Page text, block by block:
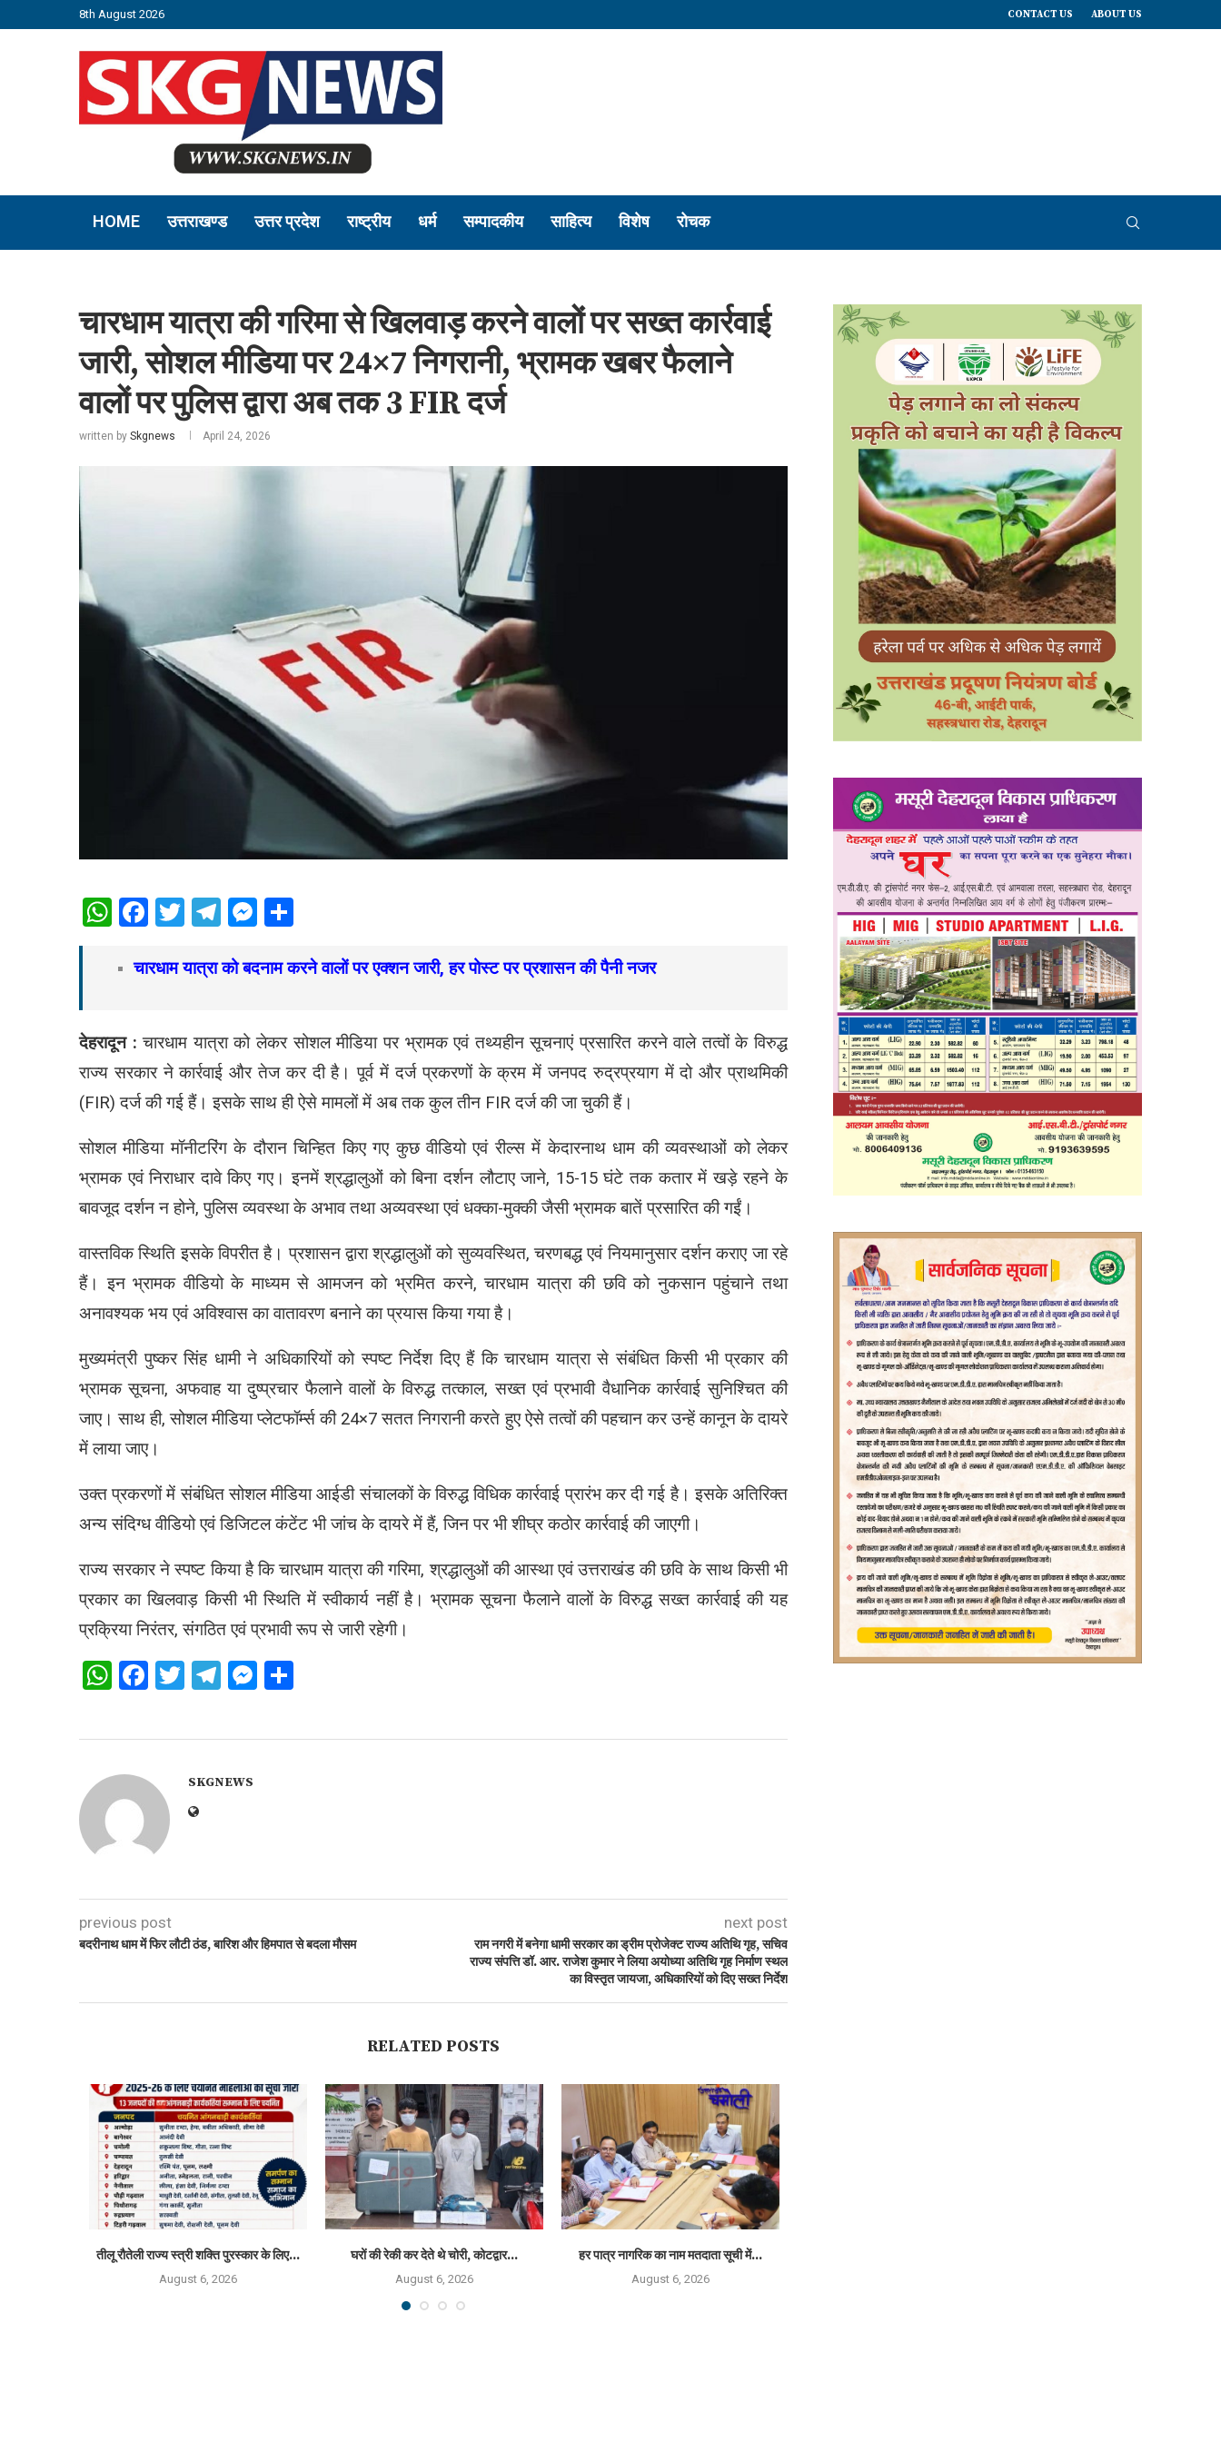
8th August 2026 CONTACT US ABOUT US
HOME उत्तराखण्ड उत्तर प्रदेश राष्ट्रीय धर्म सम्पादकीय साहित्य विशेष रोचक
चारधाम यात्रा की गरिमा से खिलवाड़ करने वालों पर सख्त कार्रवाई
जारी, सोशल मीडिया पर 24×7 निगरानी, भ्रामक खबर फैलाने
वालों पर पुलिस द्वारा अब तक 3 FIR दर्ज
written by Skgnews April 24, 2026
WhatsApp
Facebook
Twitter
Telegram
Messenger
चारधाम यात्रा को बदनाम करने वालों पर एक्शन जारी, हर पोस्ट पर प्रशासन की पैनी नजर
देहरादून : चारधाम यात्रा को लेकर सोशल मीडिया पर भ्रामक एवं तथ्यहीन सूचनाएं प्रसारित करने वाले तत्वों के विरुद्ध
राज्य सरकार ने कार्रवाई और तेज कर दी है। पूर्व में दर्ज प्रकरणों के क्रम में जनपद रुद्रप्रयाग में दो और प्राथमिकी
(FIR) दर्ज की गई हैं। इसके साथ ही ऐसे मामलों में अब तक कुल तीन FIR दर्ज की जा चुकी हैं।
सोशल मीडिया मॉनीटरिंग के दौरान चिन्हित किए गए कुछ वीडियो एवं रील्स में केदारनाथ धाम की व्यवस्थाओं को लेकर
भ्रामक एवं निराधार दावे किए गए। इनमें श्रद्धालुओं को बिना दर्शन लौटाए जाने, 15-15 घंटे तक कतार में खड़े रहने के
बावजूद दर्शन न होने, पुलिस व्यवस्था के अभाव तथा अव्यवस्था एवं धक्का-मुक्की जैसी भ्रामक बातें प्रसारित की गईं।
वास्तविक स्थिति इसके विपरीत है। प्रशासन द्वारा श्रद्धालुओं को सुव्यवस्थित, चरणबद्ध एवं नियमानुसार दर्शन कराए जा रहे
हैं। इन भ्रामक वीडियो के माध्यम से आमजन को भ्रमित करने, चारधाम यात्रा की छवि को नुकसान पहुंचाने तथा
अनावश्यक भय एवं अविश्वास का वातावरण बनाने का प्रयास किया गया है।
मुख्यमंत्री पुष्कर सिंह धामी ने अधिकारियों को स्पष्ट निर्देश दिए हैं कि चारधाम यात्रा से संबंधित किसी भी प्रकार की
भ्रामक सूचना, अफवाह या दुष्प्रचार फैलाने वालों के विरुद्ध तत्काल, सख्त एवं प्रभावी वैधानिक कार्रवाई सुनिश्चित की
जाए। साथ ही, सोशल मीडिया प्लेटफॉर्म्स की 24×7 सतत निगरानी करते हुए ऐसे तत्वों की पहचान कर उन्हें कानून के दायरे
में लाया जाए।
उक्त प्रकरणों में संबंधित सोशल मीडिया आईडी संचालकों के विरुद्ध विधिक कार्रवाई प्रारंभ कर दी गई है। इसके अतिरिक्त
अन्य संदिग्ध वीडियो एवं डिजिटल कंटेंट भी जांच के दायरे में हैं, जिन पर भी शीघ्र कठोर कार्रवाई की जाएगी।
राज्य सरकार ने स्पष्ट किया है कि चारधाम यात्रा की गरिमा, श्रद्धालुओं की आस्था एवं उत्तराखंड की छवि के साथ किसी भी
प्रकार का खिलवाड़ किसी भी स्थिति में स्वीकार्य नहीं है। भ्रामक सूचना फैलाने वालों के विरुद्ध सख्त कार्रवाई की यह
प्रक्रिया निरंतर, संगठित एवं प्रभावी रूप से जारी रहेगी।
WhatsApp
Facebook
Twitter
Telegram
Messenger
SKGNEWS
previous post
बदरीनाथ धाम में फिर लौटी ठंड, बारिश और हिमपात से बदला मौसम
next post
राम नगरी में बनेगा धामी सरकार का ड्रीम प्रोजेक्ट राज्य अतिथि गृह, सचिव
राज्य संपत्ति डॉ. आर. राजेश कुमार ने लिया अयोध्या अतिथि गृह निर्माण स्थल
का विस्तृत जायजा, अधिकारियों को दिए सख्त निर्देश
RELATED POSTS
तीलू रौतेली राज्य स्त्री शक्ति पुरस्कार के लिए...
August 6, 2026
घरों की रेकी कर देते थे चोरी, कोटद्वार...
August 6, 2026
हर पात्र नागरिक का नाम मतदाता सूची में...
August 6, 2026